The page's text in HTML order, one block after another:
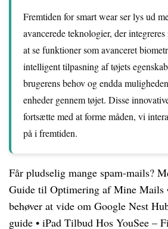
Fremtiden for smart wear ser lys ud
avancerede teknologier, der
at se funktioner som avanceret
intelligent tilpasning af tøjets
brugerens behov og endda
enheder gennem tøjet. Disse
fortsætte med at forme måden, vi
på i fremtiden.
Får pludselig mange spam-mails?
Guide til Optimering af Mine Mails
behøver at vide om Google Nest
guide • iPad Tilbud Hos YouSee –